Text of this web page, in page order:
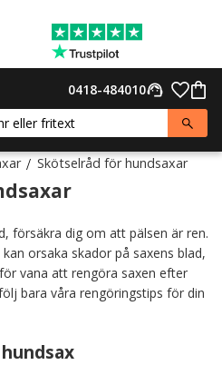
support_agent
0418-484010
Skötselråd för hundsaxar
försäkra dig om att pälsen är ren.
orsaka skador på saxens blad,
vana att rengöra saxen efter
bara våra rengöringstips för din